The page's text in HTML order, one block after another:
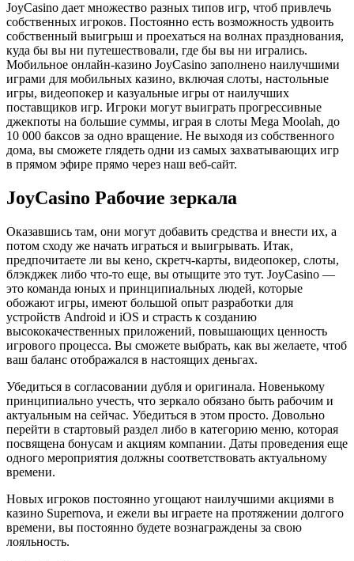
JoyCasino дает множество разных типов игр, чтоб привлечь
собственных игроков. Постоянно есть возможность удвоить
собственный выигрыш и проехаться на волнах празднования,
куда бы вы ни путешествовали, где бы вы ни игрались.
Мобильное онлайн-казино JoyCasino заполнено наилучшими
играми для мобильных казино, включая слоты, настольные
игры, видеопокер и казуальные игры от наилучших
поставщиков игр. Игроки могут выиграть прогрессивные
джекпоты на большие суммы, играя в слоты Mega Moolah, до
10 000 баксов за одно вращение. Не выходя из собственного
дома, вы сможете глядеть одни из самых захватывающих игр
в прямом эфире прямо через наш веб-сайт.
JoyCasino Рабочие зеркала
Оказавшись там, они могут добавить средства и внести их, а
потом сходу же начать играться и выигрывать. Итак,
предпочитаете ли вы кено, скретч-карты, видеопокер, слоты,
блэкджек либо что-то еще, вы отыщите это тут. JoyCasino —
это команда юных и принципиальных людей, которые
обожают игры, имеют большой опыт разработки для
устройств Android и iOS и страсть к созданию
высококачественных приложений, повышающих ценность
игрового процесса. Вы сможете выбрать, как вы желаете, чтоб
ваш баланс отображался в настоящих деньгах.
Убедиться в согласовании дубля и оригинала. Новенькому
принципиально учесть, что зеркало обязано быть рабочим и
актуальным на сейчас. Убедиться в этом просто. Довольно
перейти в стартовый раздел либо в категорию меню, которая
посвящена бонусам и акциям компании. Даты проведения еще
одного мероприятия должны соответствовать актуальному
времени.
Новых игроков постоянно угощают наилучшими акциями в
казино Supernova, и ежели вы играете на протяжении долгого
времени, вы постоянно будете вознаграждены за свою
лояльность.